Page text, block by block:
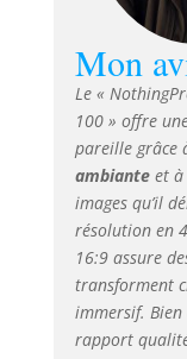
jeux.
les
de
Mon
Le «
100 » offre
pareille grâce
ambianteet à
images qu’il
résolution en
16:9 assure
transforment
immersif. Bien
rapport